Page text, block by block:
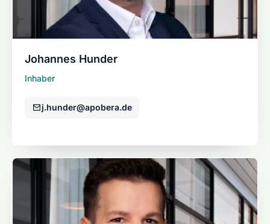
Johannes Hunder
Inhaber
j.hunder@apobera.de